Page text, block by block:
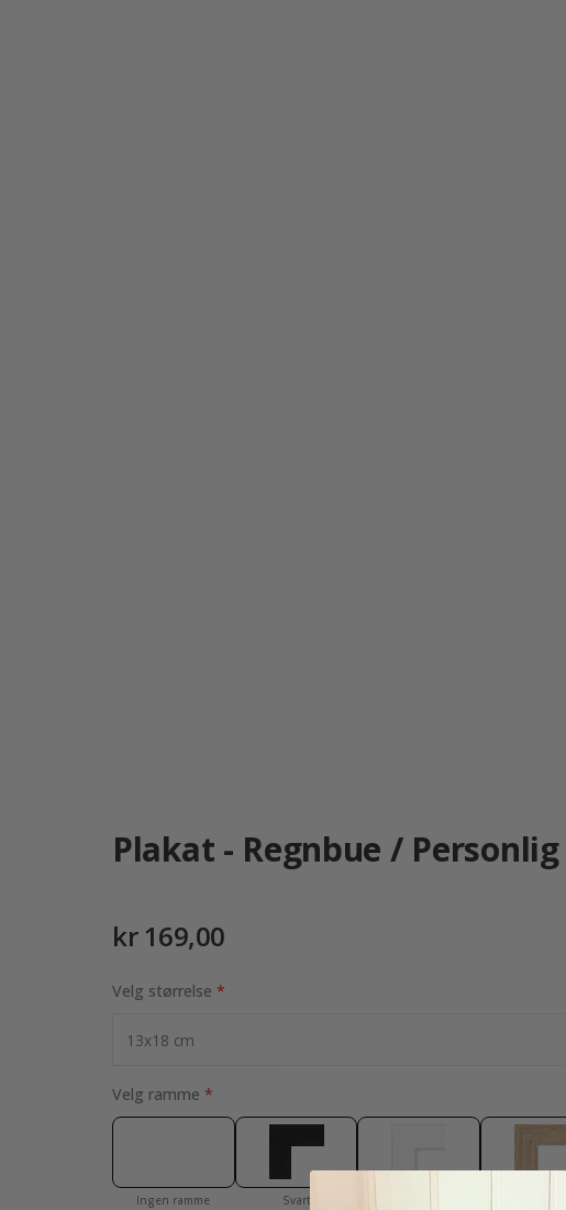
Plakat - Regnbue / Personlig
kr 169,00
Velg størrelse
Velg ramme
Ingen ramme Svart